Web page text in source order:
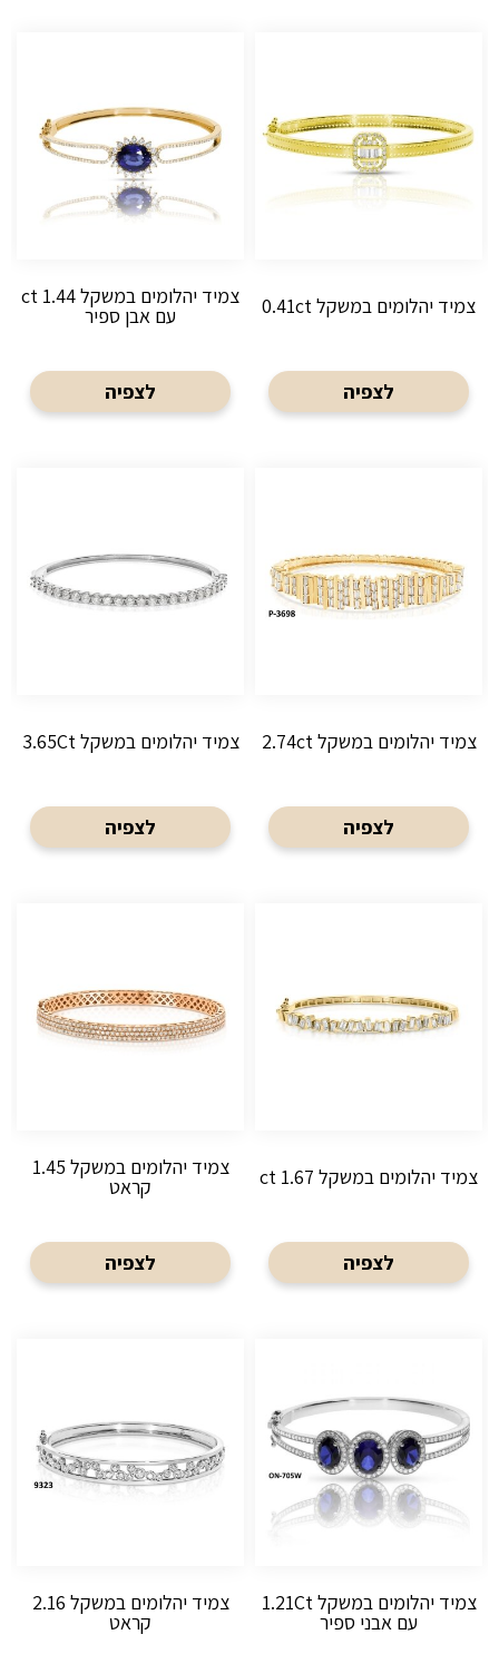
צמיד יהלומים במשקל 0.41ct
לצפיה
צמיד יהלומים במשקל 1.44 ct
עם אבן ספיר
לצפיה
צמיד יהלומים במשקל 2.74ct
לצפיה
צמיד יהלומים במשקל 3.65Ct
לצפיה
צמיד יהלומים במשקל 1.67 ct
לצפיה
צמיד יהלומים במשקל 1.45
קראט
לצפיה
צמיד יהלומים במשקל 1.21Ct
עם אבני ספיר
צמיד יהלומים במשקל 2.16
קראט